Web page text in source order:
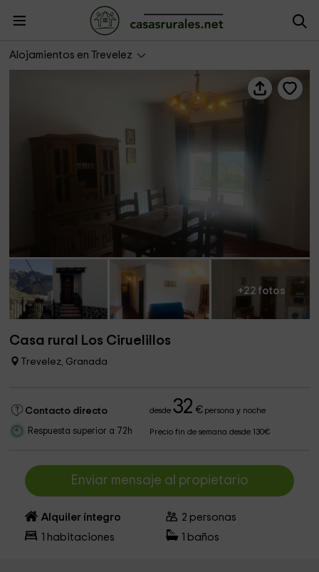
Alojamientos en Trevelez
Casa rural Los Ciruelillos
+22 fotos
Casa rural Los Ciruelillos
Trevelez, Granada
Contacto directo desde32 €persona y noche
Respuesta superior a 72h Precio fin de semana desde 130€
Enviar mensaje al propietario
Alquiler íntegro 2 personas
habitaciones baños